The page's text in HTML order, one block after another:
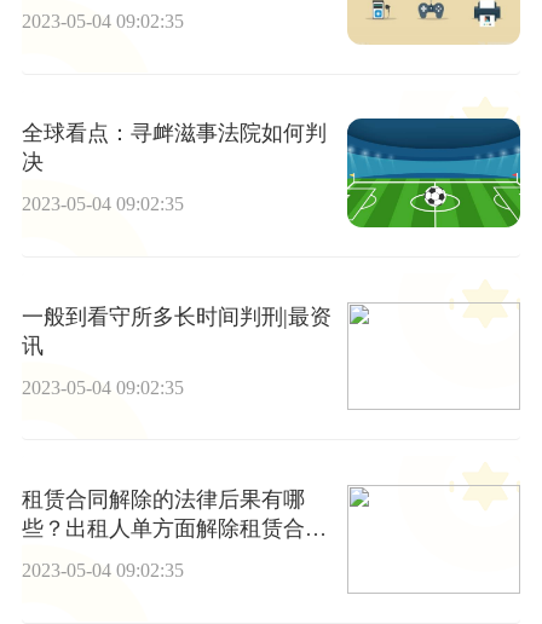
2023-05-04 09:02:35
全球看点：寻衅滋事法院如何判
决
2023-05-04 09:02:35
一般到看守所多长时间判刑|最资
讯
2023-05-04 09:02:35
租赁合同解除的法律后果有哪
些？出租人单方面解除租赁合同
的条件是什么？
2023-05-04 09:02:35